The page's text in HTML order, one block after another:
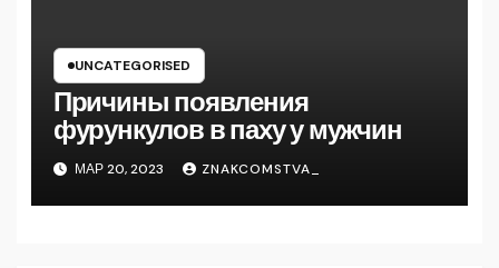
UNCATEGORISED
Причины появления
фурункулов в паху у мужчин
МАР 20, 2023 ZNAKCOMSTVA_